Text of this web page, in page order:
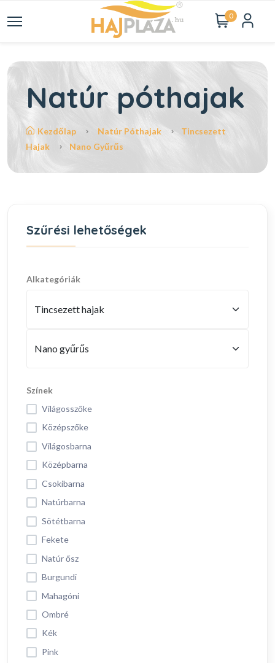
0
Natúr póthajak
Kezdőlap Natúr Póthajak
Tincsezett
Hajak
Nano Gyűrűs
Szűrési lehetőségek
Alkategóriák
Színek
Világosszőke
Középszőke
Világosbarna
Középbarna
Csokibarna
Natúrbarna
Sötétbarna
Fekete
Natúr ősz
Burgundi
Mahagóni
Ombré
Kék
Pink